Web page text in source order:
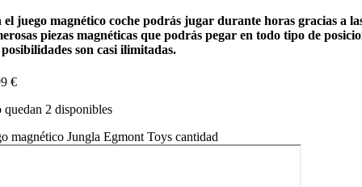
el juego magnético coche podrás jugar durante horas gracias a
piezas magnéticas que podrás pegar en todo tipo de
son casi ilimitadas.
€
quedan 2 disponibles
magnético Jungla Egmont Toys cantidad